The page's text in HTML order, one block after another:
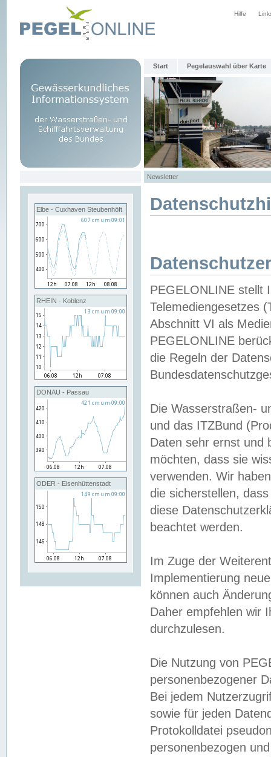
Hilfe
Start Pegelauswahl über Karte
Newsletter
Elbe - Cuxhaven Steubenhöft
RHEIN - Koblenz
DONAU - Passau
ODER - Eisenhüttenstadt
PEGELONLINE stellt
Telemediengesetzes
Abschnitt VI als
PEGELONLINE
die Regeln der
Die Wasserstraßen-
und das ITZBund
Daten sehr ernst und
möchten, dass sie
verwenden. Wir
die sicherstellen,
diese
beachtet werden.
Im Zuge der
Implementierung
können auch
Daher empfehlen wir
durchzulesen.
Die Nutzung von
personenbezogener
Bei jedem
sowie für jeden
Protokolldatei
personenbezogen